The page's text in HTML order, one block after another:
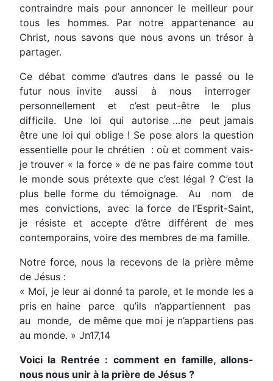
contraindre mais pour annoncer le meilleur pour
tous les hommes. Par notre appartenance au
Christ, nous savons que nous avons un trésor à
partager.
Ce débat comme d’autres dans le passé ou le
futur nous invite aussi à nous interroger
personnellement et c’est peut-être le plus
difficile. Une loi qui autorise …ne peut jamais
être une loi qui oblige ! Se pose alors la question
essentielle pour le chrétien : où et comment vais-
je trouver « la force » de ne pas faire comme tout
le monde sous prétexte que c’est légal ? C’est la
plus belle forme du témoignage. Au nom de
mes convictions, avec la force de l’Esprit-Saint,
je résiste et accepte d’être différent de mes
contemporains, voire des membres de ma famille.
Notre force, nous la recevons de la prière même
de Jésus :
« Moi, je leur ai donné ta parole, et le monde les a
pris en haine parce qu’ils n’appartiennent pas
au monde, de même que moi je n’appartiens pas
au monde. » Jn17,14
Voici la Rentrée : comment en famille, allons-
nous nous unir à la prière de Jésus ?